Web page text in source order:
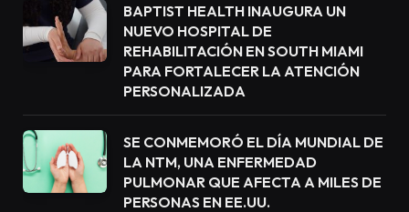
BAPTIST HEALTH INAUGURA UN
NUEVO HOSPITAL DE
REHABILITACIÓN EN SOUTH MIAMI
PARA FORTALECER LA ATENCIÓN
PERSONALIZADA
SE CONMEMORÓ EL DÍA MUNDIAL DE
LA NTM, UNA ENFERMEDAD
PULMONAR QUE AFECTA A MILES DE
PERSONAS EN EE.UU.